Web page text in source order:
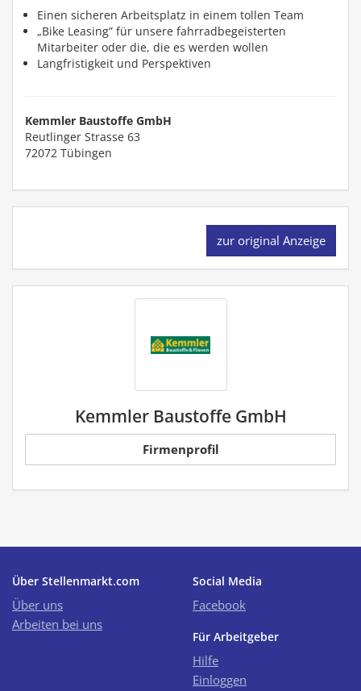
Einen sicheren Arbeitsplatz in einem tollen Team
„Bike Leasing” für unsere fahrradbegeisterten
Mitarbeiter oder die, die es werden wollen
Langfristigkeit und Perspektiven
Kemmler Baustoffe GmbH
Reutlinger Strasse 63
72072 Tübingen
zur original Anzeige
Kemmler Baustoffe GmbH
Firmenprofil
Über Stellenmarkt.com
Über uns
Arbeiten bei uns
Social Media
Facebook
Für Arbeitgeber
Hilfe
Einloggen